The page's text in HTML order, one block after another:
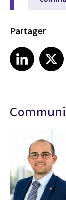
Partager
Share article on LinkedIn
LinkedIn
Share article